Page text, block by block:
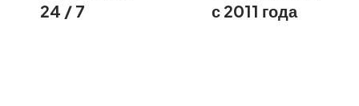
24 / 7
с 2011 года